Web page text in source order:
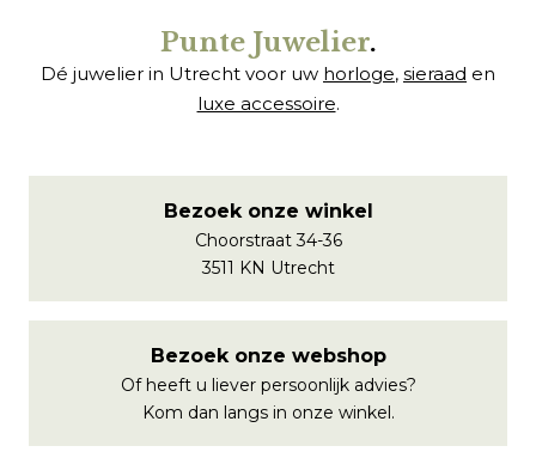
Punte Juwelier.
Dé juwelier in Utrecht voor uw horloge, sieraad en
luxe accessoire.
Bezoek onze winkel
Choorstraat 34-36
3511 KN Utrecht
Bezoek onze webshop
Of heeft u liever persoonlijk advies?
Kom dan langs in onze winkel.